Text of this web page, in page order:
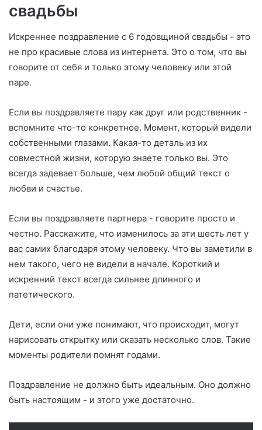
свадьбы
Искреннее поздравление с 6 годовщиной свадьбы - это
не про красивые слова из интернета. Это о том, что вы
говорите от себя и только этому человеку или этой
паре.
Если вы поздравляете пару как друг или родственник -
вспомните что-то конкретное. Момент, который видели
собственными глазами. Какая-то деталь из их
совместной жизни, которую знаете только вы. Это
всегда задевает больше, чем любой общий текст о
любви и счастье.
Если вы поздравляете партнера - говорите просто и
честно. Расскажите, что изменилось за эти шесть лет у
вас самих благодаря этому человеку. Что вы заметили в
нем такого, чего не видели в начале. Короткий и
искренний текст всегда сильнее длинного и
патетического.
Дети, если они уже понимают, что происходит, могут
нарисовать открытку или сказать несколько слов. Такие
моменты родители помнят годами.
Поздравление не должно быть идеальным. Оно должно
быть настоящим - и этого уже достаточно.